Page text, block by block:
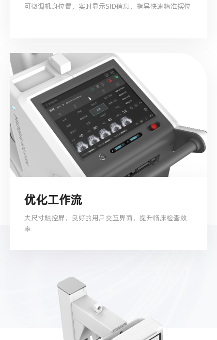
可微调机身位置，实时显示SID信息，指导快速精准摆位
优化工作流
大尺寸触控屏，良好的用户交互界面，提升临床检查效
率